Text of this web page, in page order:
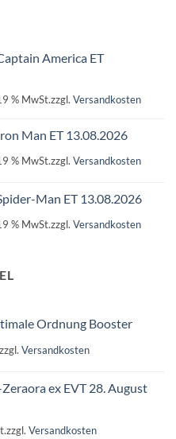
America ET
% MwSt.zzgl. Versandkosten
Man ET 13.08.2026
% MwSt.zzgl. Versandkosten
Man ET 13.08.2026
% MwSt.zzgl. Versandkosten
Ordnung Booster
zzgl. Versandkosten
ex EVT 28. August
zzgl. Versandkosten